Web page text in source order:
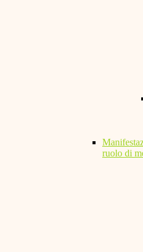
ruolo di